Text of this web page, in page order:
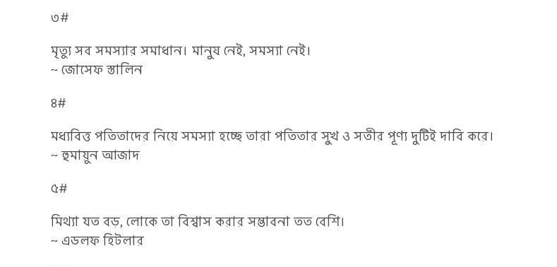
৩#
মৃত্যু সব সমস্যার সমাধান। মানুষ নেই, সমস্যা নেই।
~ জোসেফ স্তালিন
৪#
মধ্যবিত্ত পতিতাদের নিয়ে সমস্যা হচ্ছে তারা পতিতার সুখ ও সতীর পূণ্য দুটিই দাবি করে।
~ হুমায়ুন আজাদ
৫#
মিথ্যা যত বড়, লোকে তা বিশ্বাস করার সম্ভাবনা তত বেশি।
~ এডলফ হিটলার